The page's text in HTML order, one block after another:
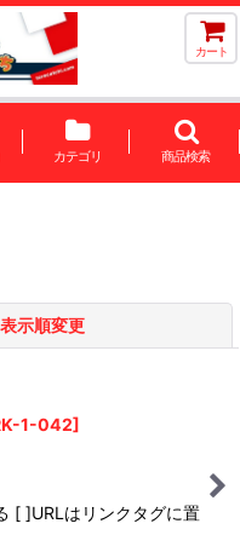
カート
カテゴリ 商品検索
表示順変更
1-042]
[ ]URLはリンクタグに置